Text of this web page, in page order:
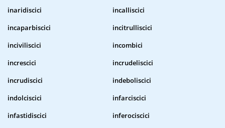
inaridiscici
incalliscici
incaparbiscici
incitrulliscici
inciviliscici
incombici
increscici
incrudeliscici
incrudiscici
indeboliscici
indolciscici
infarciscici
infastidiscici
inferociscici